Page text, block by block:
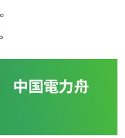
国電力舟